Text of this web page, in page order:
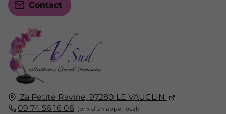
Za Petite Ravine, 97280 LE VAUCLIN
09 74 56 16 06
Contact